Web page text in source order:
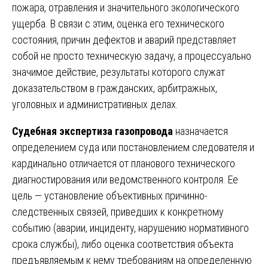
пожара, отравления и значительного экологического
ущерба. В связи с этим, оценка его технического
состояния, причин дефектов и аварий представляет
собой не просто техническую задачу, а процессуально
значимое действие, результаты которого служат
доказательством в гражданских, арбитражных,
уголовных и административных делах.
Судебная экспертиза газопровода назначается
определением суда или постановлением следователя и
кардинально отличается от планового технического
диагностирования или ведомственного контроля. Ее
цель — установление объективных причинно-
следственных связей, приведших к конкретному
событию (аварии, инциденту, нарушению нормативного
срока службы), либо оценка соответствия объекта
предъявляемым к нему требованиям на определенную